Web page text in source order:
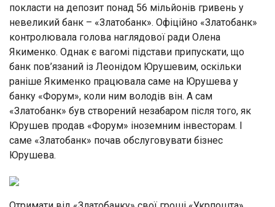
покласти на депозит понад 56 мільйонів гривень у
невеликий банк – «Златобанк». Офіційно «Златобанк»
контролювала голова наглядової ради Олена
Якименко. Однак є вагомі підстави припускати, що
банк пов’язаний із Леонідом Юрушевим, оскільки
раніше Якименко працювала саме на Юрушева у
банку «Форум», коли ним володів він. А сам
«Златобанк» був створений незабаром після того, як
Юрушев продав «Форум» іноземним інвесторам. І
саме «Златобанк» почав обслуговувати бізнес
Юрушева.